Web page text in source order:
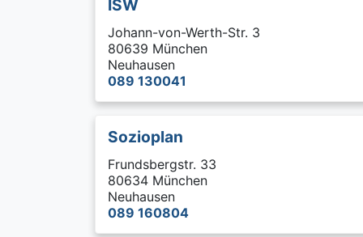
ISW
Johann-von-Werth-Str. 3
80639 München
Neuhausen
089 130041
Sozioplan
Frundsbergstr. 33
80634 München
Neuhausen
089 160804